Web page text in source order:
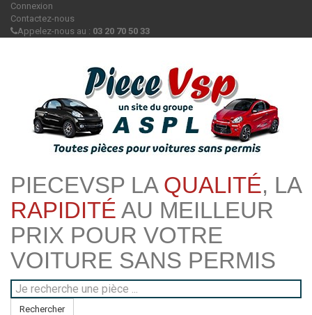
Connexion
Contactez-nous
Appelez-nous au : 03 20 70 50 33
PIECEVSP LA QUALITÉ, LA
RAPIDITÉ AU MEILLEUR
PRIX POUR VOTRE
VOITURE SANS PERMIS
Rechercher